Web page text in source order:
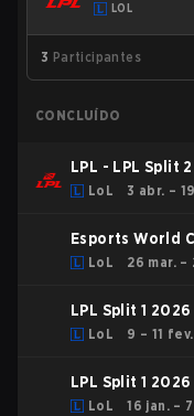
LOL
3 Participantes
CONCLUÍDO
LPL - LPL Split
LoL 3 abr. –
Esports World
Qualifier
LoL 26 mar. –
LPL Split 1
LoL 9 – 11 fev.
LPL Split 1
LoL 16 jan. –